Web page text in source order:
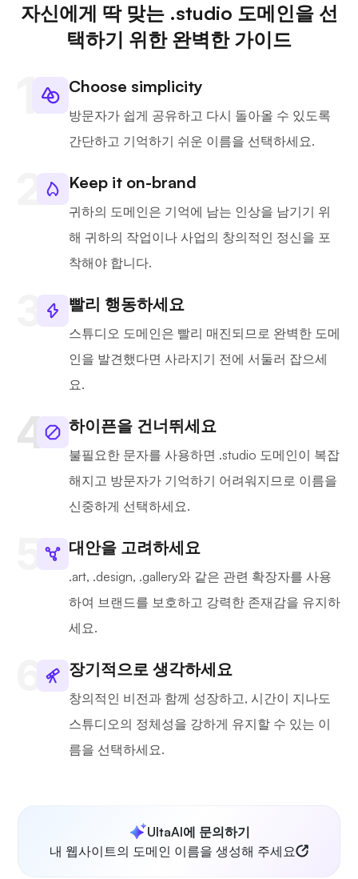
자신에게 딱 맞는 .studio 도메인을 선
택하기 위한 완벽한 가이드
Choose simplicity
방문자가 쉽게 공유하고 다시 돌아올 수 있도록
간단하고 기억하기 쉬운 이름을 선택하세요.
Keep it on-brand
귀하의 도메인은 기억에 남는 인상을 남기기 위
해 귀하의 작업이나 사업의 창의적인 정신을 포
착해야 합니다.
빨리 행동하세요
스튜디오 도메인은 빨리 매진되므로 완벽한 도메
인을 발견했다면 사라지기 전에 서둘러 잡으세
요.
하이픈을 건너뛰세요
불필요한 문자를 사용하면 .studio 도메인이 복잡
해지고 방문자가 기억하기 어려워지므로 이름을
신중하게 선택하세요.
대안을 고려하세요
.art, .design, .gallery와 같은 관련 확장자를 사용
하여 브랜드를 보호하고 강력한 존재감을 유지하
세요.
장기적으로 생각하세요
창의적인 비전과 함께 성장하고, 시간이 지나도
스튜디오의 정체성을 강하게 유지할 수 있는 이
름을 선택하세요.
UltaAI에 문의하기
내 웹사이트의 도메인 이름을 생성해 주세요